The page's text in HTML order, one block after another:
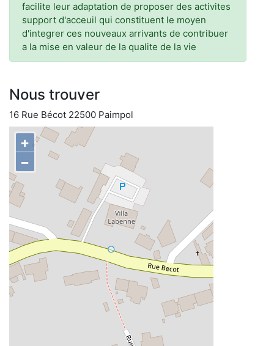
facilite leur adaptation de proposer des activites
support d'acceuil qui constituent le moyen
d'integrer ces nouveaux arrivants de contribuer
a la mise en valeur de la qualite de la vie
Nous trouver
16 Rue Bécot 22500 Paimpol
+
−